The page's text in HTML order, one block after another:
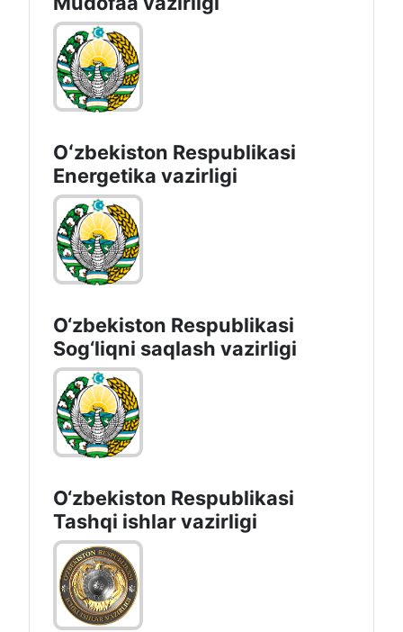
Oʻzbekiston Respublikasi
Energetika vazirligi
O‘zbеkistоn Rеspublikаsi
Sоg‘liqni saqlash vаzirligi
O‘zbеkistоn Rеspublikаsi
Tashqi ishlаr vаzirligi